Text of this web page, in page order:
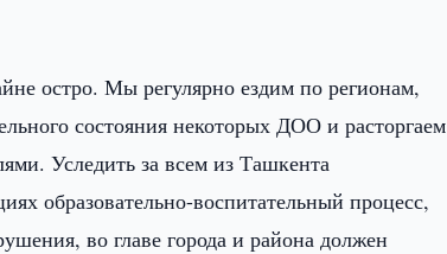
остро. Мы регулярно ездим по регионам,
состояния некоторых ДОО и расторгаем
Уследить за всем из Ташкента
образовательно-воспитательный процесс,
во главе города и района должен